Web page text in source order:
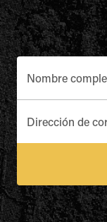
Nombre
Dirección de